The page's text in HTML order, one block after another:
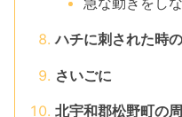
ハチに刺された時
さいごに
北宇和郡松野町の